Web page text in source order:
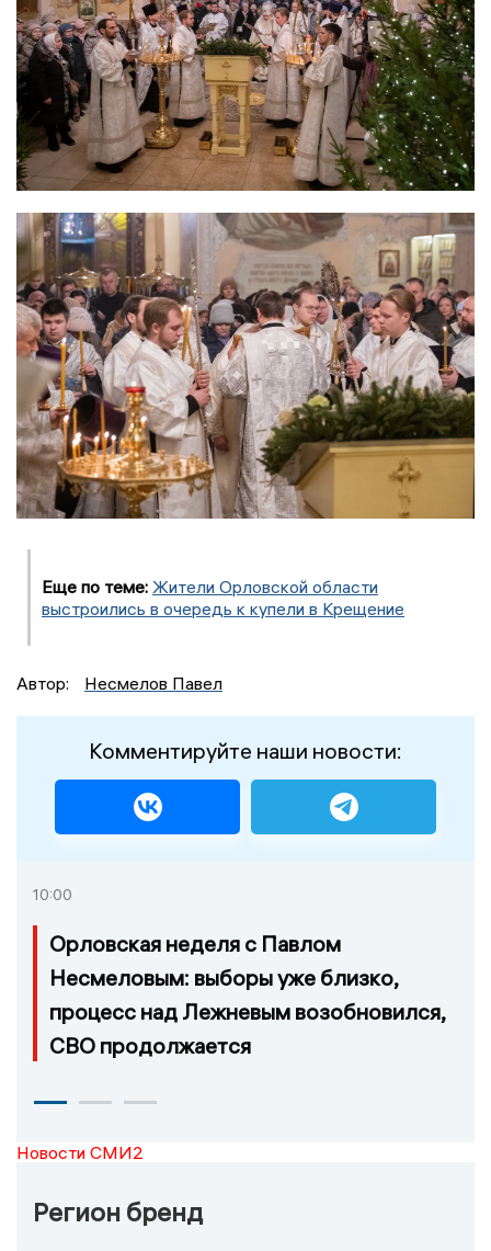
Еще по теме: Жители Орловской области
выстроились в очередь к купели в Крещение
Автор: Несмелов Павел
Комментируйте наши новости:
10:00
Орловская неделя с Павлом
Несмеловым: выборы уже близко,
процесс над Лежневым возобновился,
СВО продолжается
Новости СМИ2
Регион бренд